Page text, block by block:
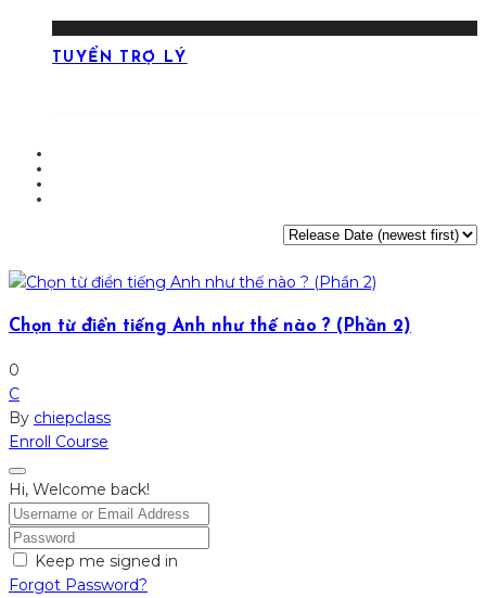
TUYỂN TRỢ LÝ
Chọn từ điển tiếng Anh như thế nào ? (Phần 2)
0
C
By chiepclass
Enroll Course
Hi, Welcome back!
Keep me signed in
Forgot Password?